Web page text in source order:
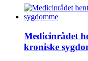
Medicinrådet
kroniske